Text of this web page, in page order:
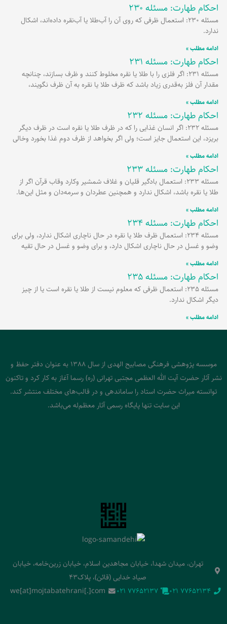
احکام طهارت: مسئله 230
مسئله 230: استعمال ظرفی که روی آن را آب‌طلا یا آب‌نقره داده‌اند، اشکال
ندارد.
ادامه مطلب »
احکام طهارت: مسئله 231
مسئله 231: اگر فلزی را با طلا یا نقره مخلوط کنند و ظرف بسازند، چنانچه
مقدار آن فلز به‌قدری زیاد باشد که ظرف طلا یا نقره به آن ظرف نگویند،
ادامه مطلب »
احکام طهارت: مسئله 232
مسئله 232: اگر انسان غذایی را که در ظرف طلا یا نقره است در ظرف دیگر
بریزد، این استعمال جایز است؛ ولی اگر بخواهد از ظرف دوم غذا بخورد وخالی
ادامه مطلب »
احکام طهارت: مسئله 233
مسئله 233: استعمال بادگیر قلیان و غلاف شمشیر وکارد وقاب قرآن اگر از
طلا یا نقره باشد، اشکال ندارد و همچنین عطردان و سرمه‌دان و مثل این‌ها.
ادامه مطلب »
احکام طهارت: مسئله 234
مسئله 234: استعمال ظرف طلا یا نقره در حال ناچاری اشکال ندارد، ولی برای
وضو و غسل در حال ناچاری اشکال دارد، و برای وضو و غسل در حال تقیه
ادامه مطلب »
احکام طهارت: مسئله 235
مسئله 235: استعمال ظرفی که معلوم نیست از طلا یا نقره است یا از چیز
دیگر اشکال ندارد.
ادامه مطلب »
موسسه پژوهشی فرهنگی مصابیح الهدی از سال 1388 به عنوان دفتر حفظ و
نشر آثار حضرت آیت الله العظمی مجتبی تهرانی (ره) رسما آغاز به کار کرد و تاکنون
توانسته میراث حضرت استاد را ساماندهی و در قالب‌های مختلف منتشر کند.
این سایت تنها پایگاه رسمی آثار معظم‌له می‌باشد.
تهران، میدان شهدا، خیابان مجاهدین اسلام، خیابان زرین‌خامه، خیابان
صیاد خدایی (قائن)، پلاک43
‭021 77652134‬
‭021 77652137‬
we[at]mojtabatehrani[.]com